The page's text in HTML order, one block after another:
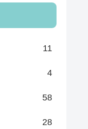
11
4
58
28